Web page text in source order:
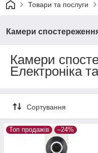
Товари та послуги
Камери
Камери
Електроніка
Сортування
Топ продажів –24%